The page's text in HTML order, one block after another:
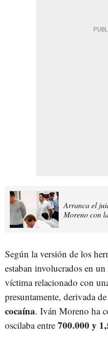
Arranca el
Moreno con
Según la versión de los
estaban involucrados en
víctima relacionado con
presuntamente, derivada
cocaína. Iván Moreno ha
oscilaba entre 700.000 y